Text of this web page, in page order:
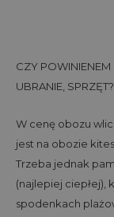
CZY POWINIENEM
UBRANIE, SPRZĘT?
W cenę obozu
jest na obozie
Trzeba jednak
(najlepiej ciepłej),
spodenkach